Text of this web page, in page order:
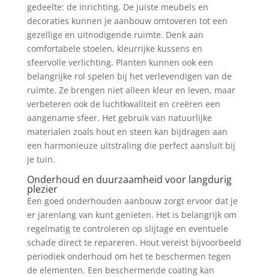
gedeelte: de inrichting. De juiste meubels en
decoraties kunnen je aanbouw omtoveren tot een
gezellige en uitnodigende ruimte. Denk aan
comfortabele stoelen, kleurrijke kussens en
sfeervolle verlichting. Planten kunnen ook een
belangrijke rol spelen bij het verlevendigen van de
ruimte. Ze brengen niet alleen kleur en leven, maar
verbeteren ook de luchtkwaliteit en creëren een
aangename sfeer. Het gebruik van natuurlijke
materialen zoals hout en steen kan bijdragen aan
een harmonieuze uitstraling die perfect aansluit bij
je tuin.
Onderhoud en duurzaamheid voor langdurig
plezier
Een goed onderhouden aanbouw zorgt ervoor dat je
er jarenlang van kunt genieten. Het is belangrijk om
regelmatig te controleren op slijtage en eventuele
schade direct te repareren. Hout vereist bijvoorbeeld
periodiek onderhoud om het te beschermen tegen
de elementen. Een beschermende coating kan